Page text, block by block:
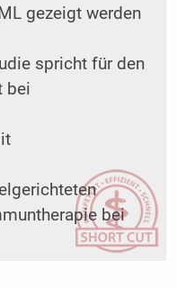
gezeigt werden
spricht für den
bei
bei